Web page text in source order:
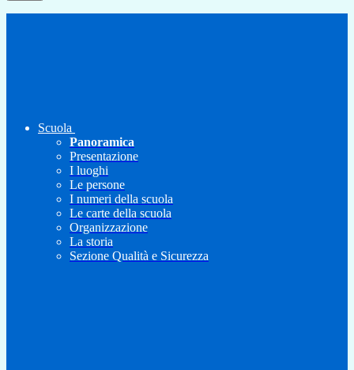
Scuola
Panoramica
Presentazione
I luoghi
Le persone
I numeri della scuola
Le carte della scuola
Organizzazione
La storia
Sezione Qualità e Sicurezza